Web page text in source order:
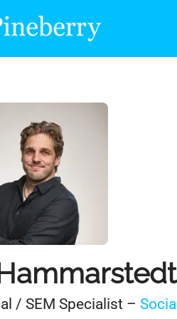
/ SEM Specialist – Social